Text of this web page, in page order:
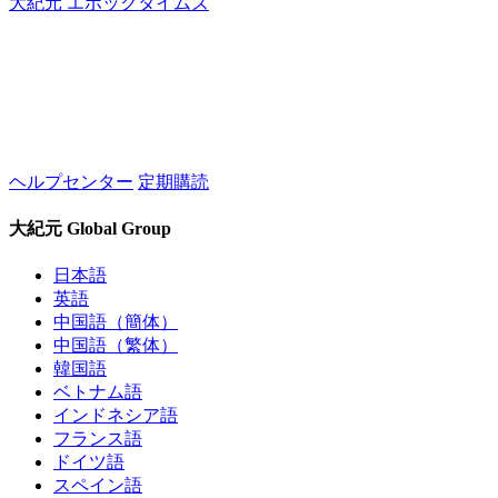
ヘルプセンター 定期購読
大紀元 Global Group
日本語
英語
中国語（簡体）
中国語（繁体）
韓国語
ベトナム語
インドネシア語
フランス語
ドイツ語
スペイン語